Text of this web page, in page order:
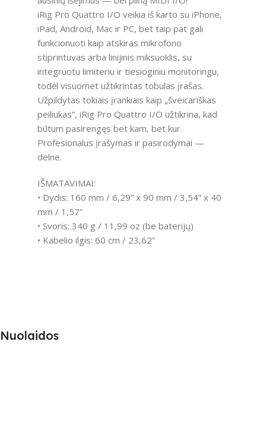
iRig Pro Quattro I/O veikia iš karto su iPhone,
iPad, Android, Mac ir PC, bet taip pat gali
funkcionuoti kaip atskiras mikrofono
stiprintuvas arba linijinis miksuoklis, su
integruotu limiteriu ir tiesioginiu monitoringu,
todėl visuomet užtikrintas tobulas įrašas.
Užpildytas tokiais įrankiais kaip „šveicariškas
peiliukas“, iRig Pro Quattro I/O užtikrina, kad
būtum pasirengęs bet kam, bet kur.
Profesionalus įrašymas ir pasirodymai —
delne.
IŠMATAVIMAI:
• Dydis: 160 mm / 6,29” x 90 mm / 3,54” x 40
mm / 1,57”
• Svoris: 340 g / 11,99 oz (be baterijų)
• Kabelio ilgis: 60 cm / 23,62”
Nuolaidos